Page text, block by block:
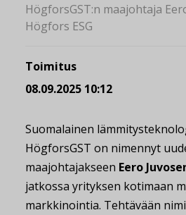
HögforsGST:n maajohtaja
Högfors ESG
Toimitus
08.09.2025 10:12
Suomalainen
HögforsGST on nimennyt
maajohtajakseen Eero
jatkossa yrityksen kotimaan
markkinointia. Tehtävään